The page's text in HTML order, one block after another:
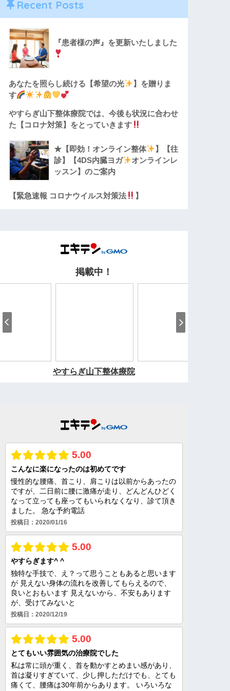
Recent Posts
『患者様の声』を更新いたしました
あなたを照らし続ける【希望の光
】を贈りま
す
やすらぎ山下整体療院では、今後も状況に合わせ
た【コロナ対策】をとっていきます
★【即効！オンライン整体
】【往
診】【4DS内臓ヨガ
オンラインレ
ッスン】のご案内
【緊急速報 コロナウイルス対策法 】